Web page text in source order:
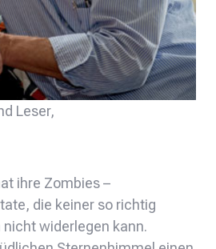
Leser,
ihre Zombies –
die keiner so richtig
widerlegen kann.